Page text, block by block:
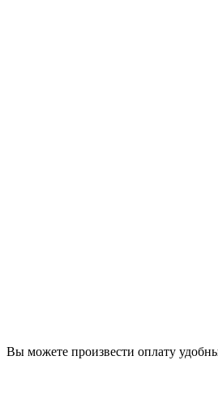
Вы можете произвести оплату